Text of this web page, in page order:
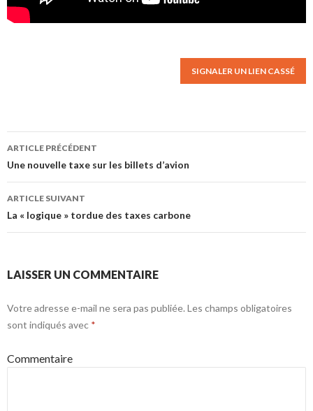
SIGNALER UN LIEN CASSÉ
Navigation des articles
ARTICLE PRÉCÉDENT
Une nouvelle taxe sur les billets d’avion
ARTICLE SUIVANT
La « logique » tordue des taxes carbone
LAISSER UN COMMENTAIRE
Votre adresse e-mail ne sera pas publiée. Les champs obligatoires
sont indiqués avec *
Commentaire